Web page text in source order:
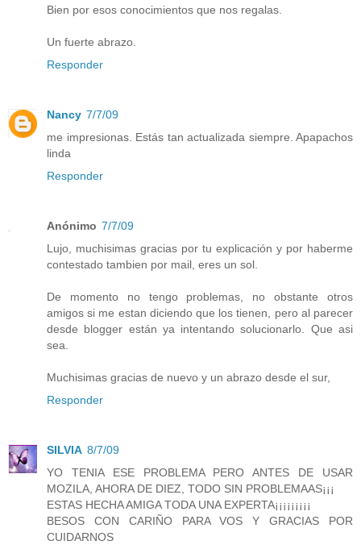
Bien por esos conocimientos que nos regalas.
Un fuerte abrazo.
Responder
Nancy 7/7/09
me impresionas. Estás tan actualizada siempre. Apapachos
linda
Responder
Anónimo 7/7/09
Lujo, muchisimas gracias por tu explicación y por haberme
contestado tambien por mail, eres un sol.
De momento no tengo problemas, no obstante otros
amigos si me estan diciendo que los tienen, pero al parecer
desde blogger están ya intentando solucionarlo. Que asi
sea.
Muchisimas gracias de nuevo y un abrazo desde el sur,
Responder
SILVIA 8/7/09
YO TENIA ESE PROBLEMA PERO ANTES DE USAR
MOZILA, AHORA DE DIEZ, TODO SIN PROBLEMAAS¡¡¡
ESTAS HECHA AMIGA TODA UNA EXPERTA¡¡¡¡¡¡¡¡¡
BESOS CON CARIÑO PARA VOS Y GRACIAS POR
CUIDARNOS